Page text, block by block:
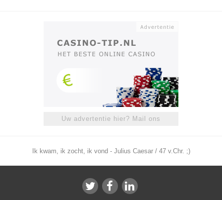
Uw advertentie hier? Mail ons
Ik kwam, ik zocht, ik vond - Julius Caesar / 47 v.Chr. ;)